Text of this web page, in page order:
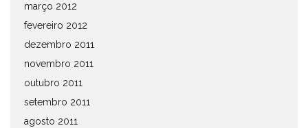
março 2012
fevereiro 2012
dezembro 2011
novembro 2011
outubro 2011
setembro 2011
agosto 2011